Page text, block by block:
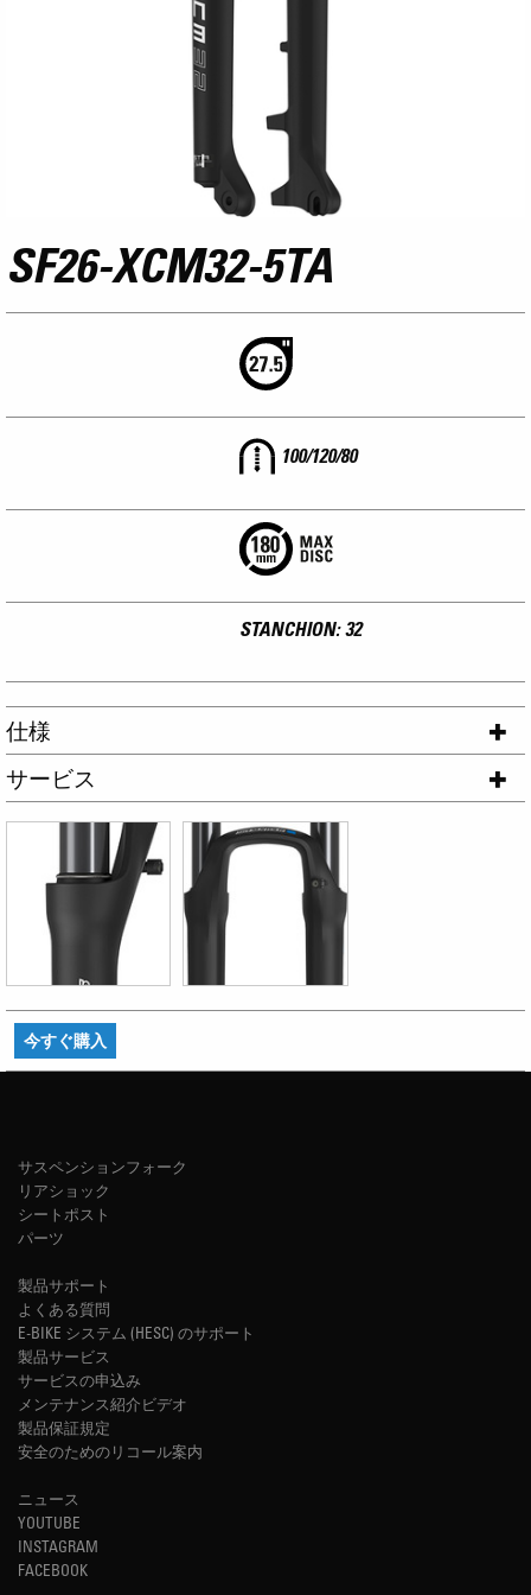
SF26-XCM32-5TA
100/120/80
STANCHION: 32
仕様
サービス
今すぐ購入
サスペンションフォーク
リアショック
シートポスト
パーツ
製品サポート
よくある質問
E-BIKE システム (HESC) のサポート
製品サービス
サービスの申込み
メンテナンス紹介ビデオ
製品保証規定
安全のためのリコール案内
ニュース
YOUTUBE
INSTAGRAM
FACEBOOK